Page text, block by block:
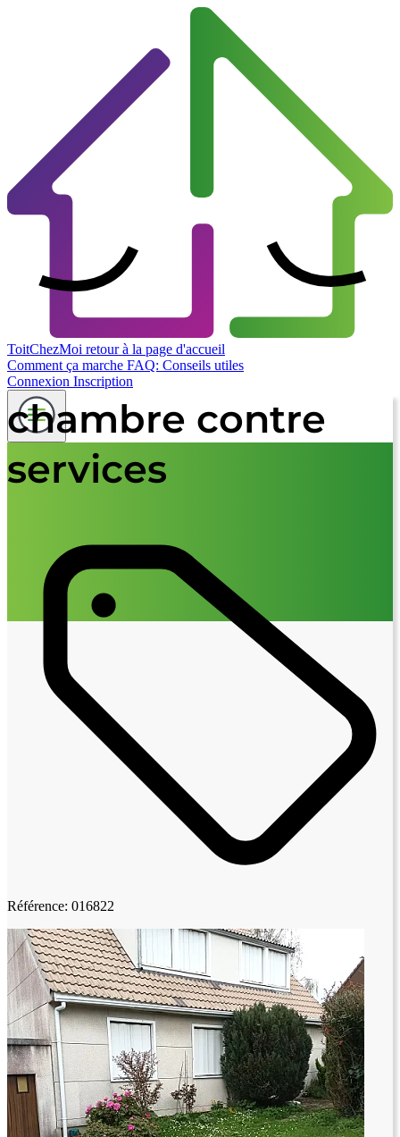
ToitChezMoi retour à la page d'accueil
Comment ça marche FAQ: Conseils utiles
Connexion Inscription
chambre contre
services
Référence: 016822